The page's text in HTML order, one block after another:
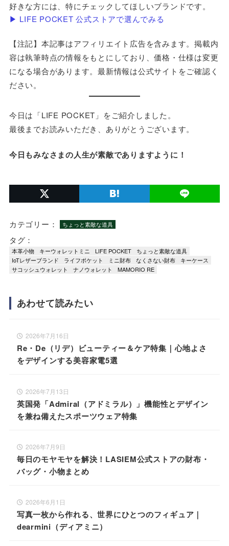
好きな方には、特にチェックしてほしいブランドです。
▶ LIFE POCKET 公式ストアで選んでみる
【注記】本記事はアフィリエイト広告を含みます。掲載内
容は執筆時点の情報をもとにしており、価格・仕様は変更
になる場合があります。最新情報は公式サイトをご確認く
ださい。
今日は「LIFE POCKET」をご紹介しました。
最後までお読みいただき、ありがとうございます。
今日もみなさまの人生が素敵でありますように！
カテゴリー： ちょっと素敵な道具
タグ：
本革小物 キーウォレットミニ LIFE POCKET
ちょっと素敵な道具
IoTレザーブランド
ライフポケット ミニ財布 なくさない財布
キーケース
サコッシュウォレット
ナノウォレット MAMORIO RE
あわせて読みたい
2026年7月16日
Re・De（リデ）ビューティー＆ケア特集｜心地よさ
をデザインする美容家電5選
2026年7月13日
英国発「Admiral（アドミラル）」機能性とデザイン
を兼ね備えたスポーツウェア特集
2026年7月9日
毎日のモヤモヤを解決！LASIEM公式ストアの財布・
バッグ・小物まとめ
2026年6月1日
写真一枚から作れる、世界にひとつのフィギュア｜
dearmini（ディアミニ）